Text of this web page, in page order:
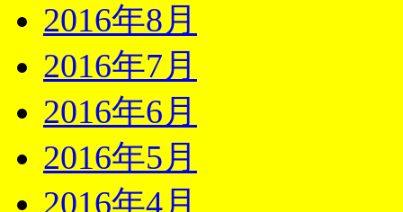
2016年8月
2016年7月
2016年6月
2016年5月
2016年4月